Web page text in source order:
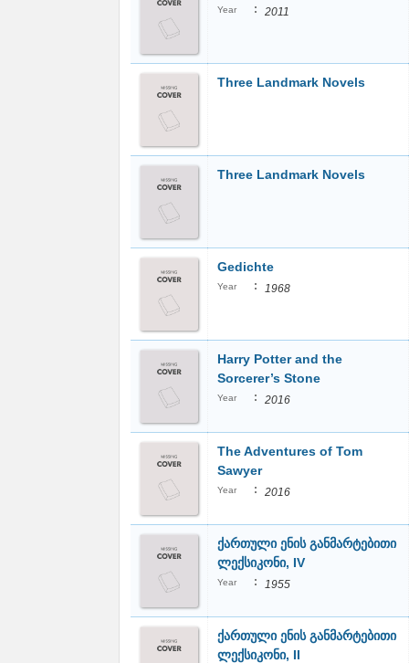
Year : 2011
Three Landmark Novels
Three Landmark Novels
Gedichte
Year : 1968
Harry Potter and the
Sorcerer’s Stone
Year : 2016
The Adventures of Tom
Sawyer
Year : 2016
ქართული ენის განმარტებითი
ლექსიკონი, IV
Year : 1955
ქართული ენის განმარტებითი
ლექსიკონი, II